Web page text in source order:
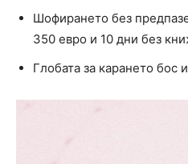
Шофирането без
350 евро и 10 дни без
Глобата за карането бос